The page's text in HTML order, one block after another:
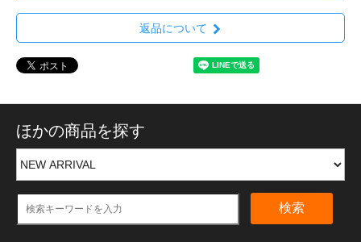
返品について
ほかの商品を探す
検索